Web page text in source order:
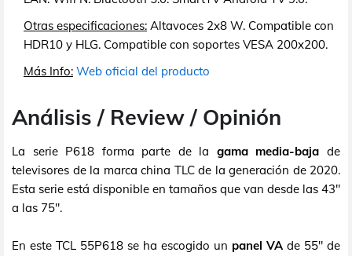
Otras especificaciones: Altavoces 2x8 W. Compatible con
HDR10 y HLG. Compatible con soportes VESA 200x200.
Más Info: Web oficial del producto
Análisis / Review / Opinión
La serie P618 forma parte de la gama media-baja de
televisores de la marca china TLC de la generación de 2020.
Esta serie está disponible en tamaños que van desde las 43"
a las 75".
En este TCL 55P618 se ha escogido un panel VA de 55" de